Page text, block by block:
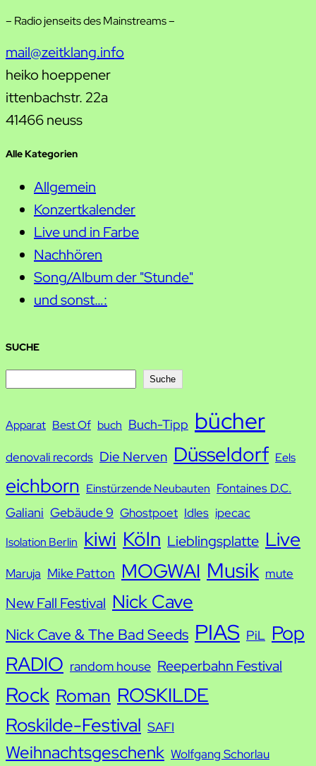
– Radio jenseits des Mainstreams –
mail@zeitklang.info
heiko hoeppener
ittenbachstr. 22a
41466 neuss
Alle Kategorien
Allgemein
Konzertkalender
Live und in Farbe
Nachhören
Song/Album der "Stunde"
und sonst…:
SUCHE
c
Suche
Apparat Best Of buch Buch-Tipp bücher
denovali records Die Nerven Düsseldorf Eels
eichborn Einstürzende Neubauten Fontaines D.C.
Galiani Gebäude 9 Ghostpoet Idles ipecac
Isolation Berlin kiwi Köln Lieblingsplatte Live
Maruja Mike Patton MOGWAI Musik mute
New Fall Festival Nick Cave
Nick Cave & The Bad Seeds PIAS PiL Pop
RADIO random house Reeperbahn Festival
Rock Roman ROSKILDE
Roskilde-Festival SAFI
Weihnachtsgeschenk Wolfgang Schorlau